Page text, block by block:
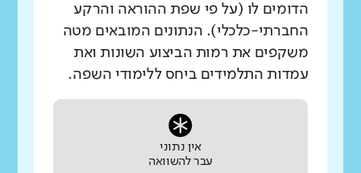
הדומים לו (על פי שפת ההוראה והרקע
החברתי-כלכלי). הנתונים המובאים מטה
משקפים את רמות הביצוע השונות ואת
עמדות התלמידים ביחס ללימודי השפה.
אין נתוני
עבר להשוואה